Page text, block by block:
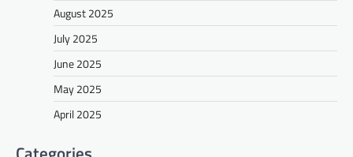
August 2025
July 2025
June 2025
May 2025
April 2025